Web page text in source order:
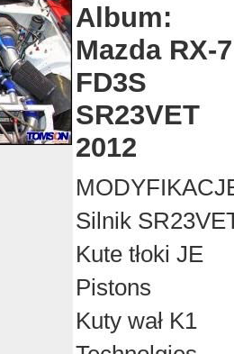
Album:
Mazda RX-7
FD3S
SR23VET
2012
Silnik
Kute tłoki JE
Pistons
Kuty wał K1